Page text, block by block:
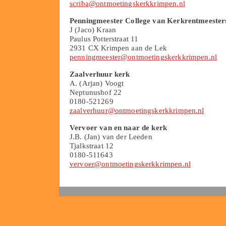
scriba@ontmoetingskerkkrimpen.nl
Penningmeester College van
J (Jaco) Kraan
Paulus Potterstraat 11
2931 CX Krimpen aan de Lek
penningmeester@ontmoetingskerkkrimpen.nl
Zaalverhuur kerk
A. (Arjan) Voogt
Neptunushof 22
0180-521269
zaalverhuur@ontmoetingskerkkrimpen.nl
Vervoer van en naar de kerk
J.B. (Jan) van der Leeden
Tjalkstraat 12
0180-511643
vervoer@ontmoetingskerkkrimpen.nl